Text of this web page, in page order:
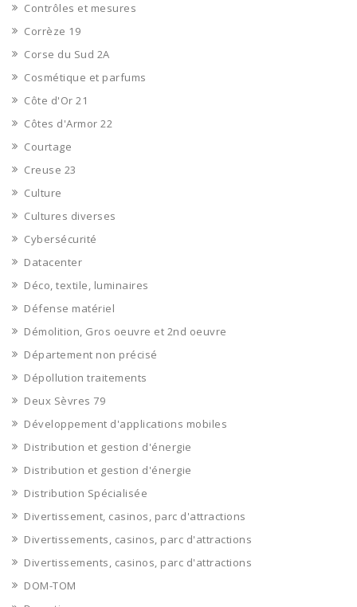
Contrôles et mesures
Corrèze 19
Corse du Sud 2A
Cosmétique et parfums
Côte d'Or 21
Côtes d'Armor 22
Courtage
Creuse 23
Culture
Cultures diverses
Cybersécurité
Datacenter
Déco, textile, luminaires
Défense matériel
Démolition, Gros oeuvre et 2nd oeuvre
Département non précisé
Dépollution traitements
Deux Sèvres 79
Développement d'applications mobiles
Distribution et gestion d'énergie
Distribution et gestion d'énergie
Distribution Spécialisée
Divertissement, casinos, parc d'attractions
Divertissements, casinos, parc d'attractions
Divertissements, casinos, parc d'attractions
DOM-TOM